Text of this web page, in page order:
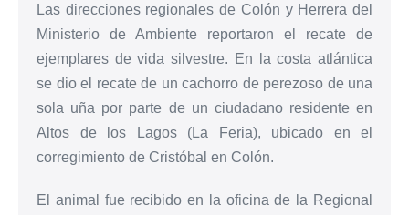
Las direcciones regionales de Colón y Herrera del
Ministerio de Ambiente reportaron el recate de
ejemplares de vida silvestre. En la costa atlántica
se dio el recate de un cachorro de perezoso de una
sola uña por parte de un ciudadano residente en
Altos de los Lagos (La Feria), ubicado en el
corregimiento de Cristóbal en Colón.
El animal fue recibido en la oficina de la Regional